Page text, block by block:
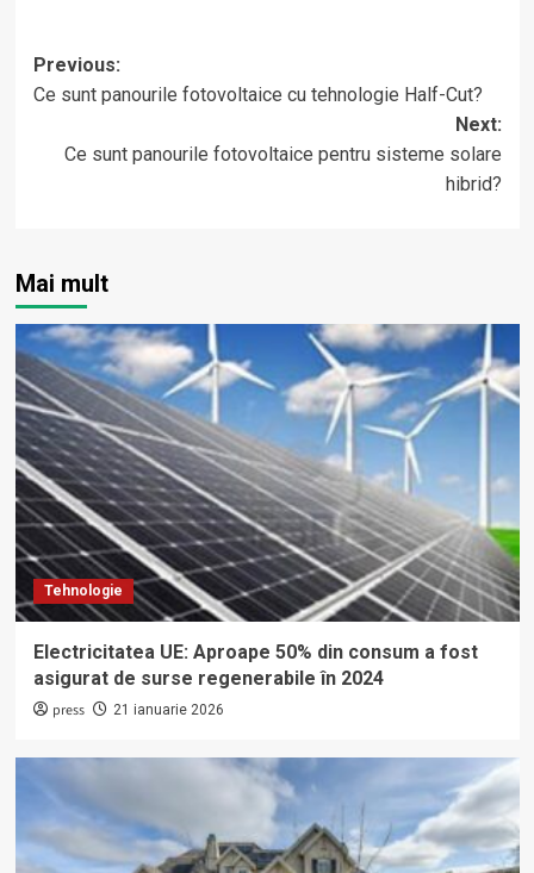
Post
navigation
Previous:
Ce sunt panourile fotovoltaice cu tehnologie Half-Cut?
Next:
Ce sunt panourile fotovoltaice pentru sisteme solare
hibrid?
Mai mult
Tehnologie
Electricitatea UE: Aproape 50% din consum a fost
asigurat de surse regenerabile în 2024
press 21 ianuarie 2026